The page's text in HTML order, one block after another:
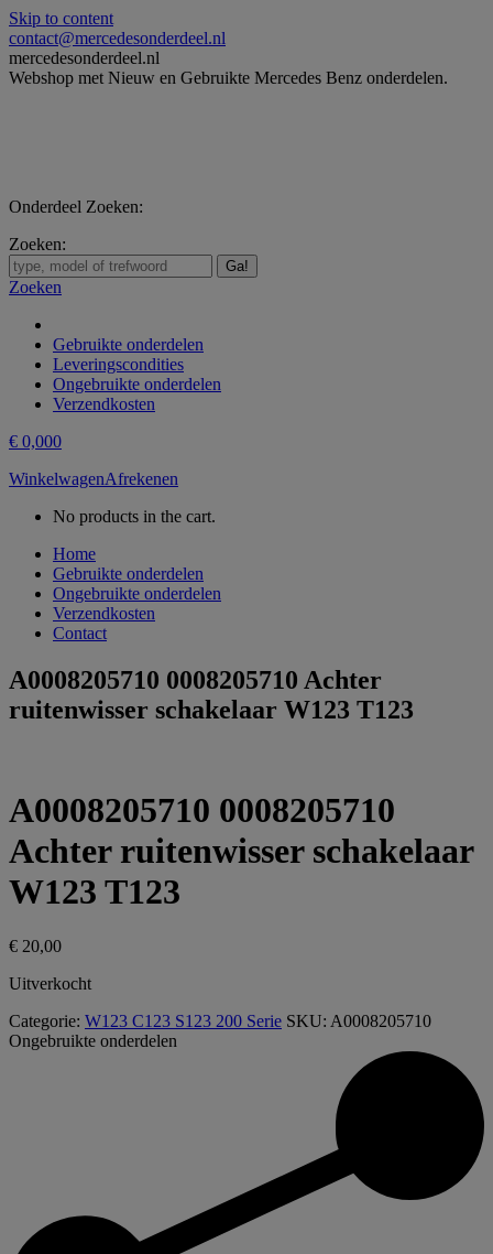
Skip to content
contact@mercedesonderdeel.nl
mercedesonderdeel.nl
Webshop met Nieuw en Gebruikte Mercedes Benz onderdelen.
Onderdeel Zoeken:
Zoeken:
Zoeken
Gebruikte onderdelen
Leveringscondities
Ongebruikte onderdelen
Verzendkosten
€ 0,000
WinkelwagenAfrekenen
No products in the cart.
Home
Gebruikte onderdelen
Ongebruikte onderdelen
Verzendkosten
Contact
A0008205710 0008205710 Achter
ruitenwisser schakelaar W123 T123
A0008205710 0008205710
Achter ruitenwisser schakelaar
W123 T123
€ 20,00
Uitverkocht
Categorie: W123 C123 S123 200 Serie SKU: A0008205710
Ongebruikte onderdelen